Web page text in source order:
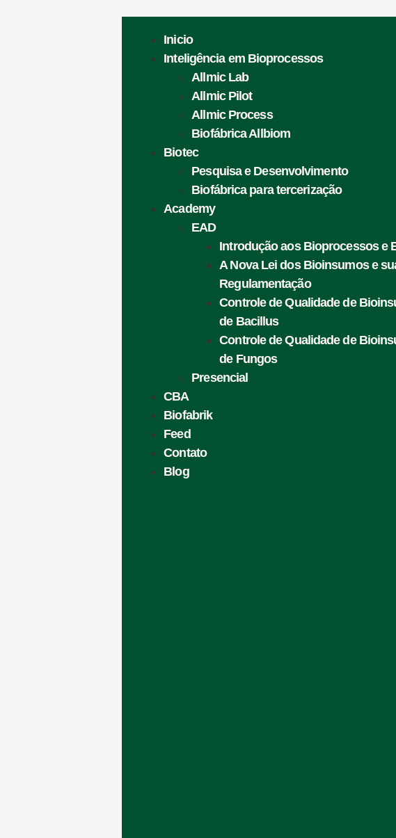
Inicio
Inteligência em Bioprocessos
Allmic Lab
Allmic Pilot
Allmic Process
Biofábrica Allbiom
Biotec
Pesquisa e Desenvolvimento
Biofábrica para tercerização
Academy
EAD
Introdução aos Bioprocessos e
A Nova Lei dos Bioinsumos e
Regulamentação
Controle de Qualidade de
de Bacillus
Controle de Qualidade de
de Fungos
Presencial
CBA
Biofabrik
Feed
Contato
Blog